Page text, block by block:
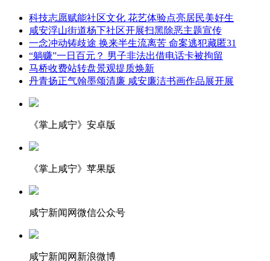
科技志愿赋能社区文化 花艺体验点亮居民美好生
咸安浮山街道杨下社区开展扫黑除恶主题宣传
一念冲动铸歧途 换来半生流离苦 命案逃犯藏匿31
“躺赚”一日百元？ 男子非法出借电话卡被拘留
马桥收费站转盘景观提质焕新
丹青扬正气翰墨颂清廉 咸安廉洁书画作品展开展
《掌上咸宁》安卓版
《掌上咸宁》苹果版
咸宁新闻网微信公众号
咸宁新闻网新浪微博